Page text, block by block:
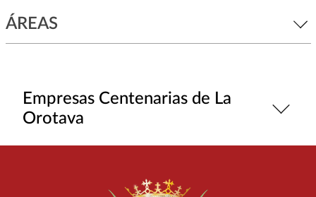
ÁREAS
Empresas Centenarias de La
Orotava